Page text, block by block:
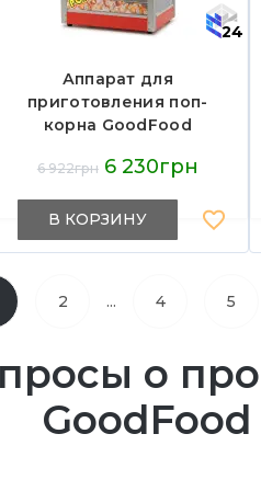
24
Аппарат для
приготовления поп-
корна GoodFood
6 922грн 6 230грн
В КОРЗИНУ
2 ... 4 5
о
GoodFood